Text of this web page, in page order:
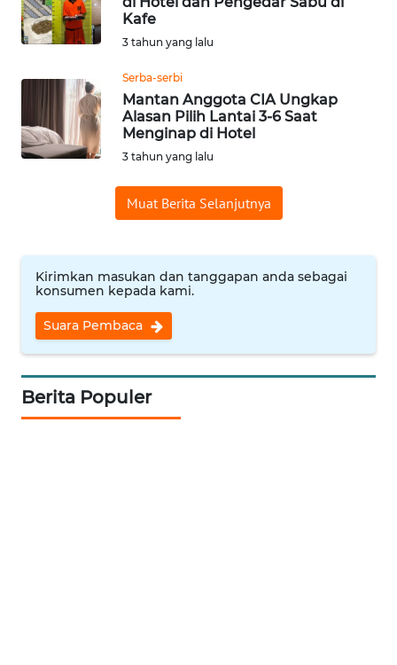
Kafe
3 tahun yang lalu
Serba-serbi
Mantan Anggota CIA Ungkap
Alasan Pilih Lantai 3-6 Saat
Menginap di Hotel
3 tahun yang lalu
Muat Berita Selanjutnya
Kirimkan masukan dan tanggapan anda sebagai
konsumen kepada kami.
Suara Pembaca
Berita Populer
WN
KEPULAUAN
WN
TANGERANG
CIREBON
INDRAMAYU
KUNINGAN